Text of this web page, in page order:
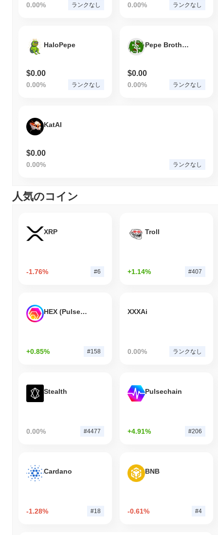
0.00% ランクなし 0.00% ランクなし
HaloPepe
$0.00
0.00% ランクなし
Pepe Brothers
$0.00
0.00% ランクなし
KatAI
$0.00
0.00% ランクなし
人気のコイン
XRP
-1.76% #6
Troll
+1.14% #407
HEX (Pulsechain)
+0.85% #158
XXXAi
0.00% ランクなし
Stealth
0.00% #4477
Pulsechain
+4.91% #206
Cardano
-1.28% #18
BNB
-0.61% #4